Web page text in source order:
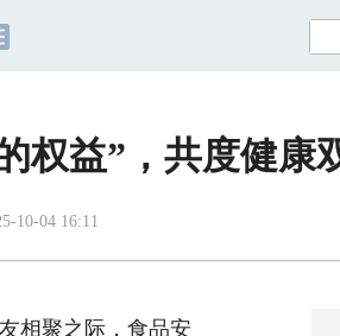
权益”，共度健康
10-04 16:11
相聚之际，食品安